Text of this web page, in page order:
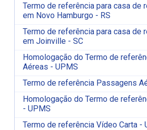
Termo de referência para casa de
em Novo Hamburgo - RS
Termo de referência para casa de
em Joinville - SC
Homologação do Termo de
Aéreas - UPMS
Termo de referência Passagens
Homologação do Termo de
- UPMS
Termo de referência Vídeo Carta -